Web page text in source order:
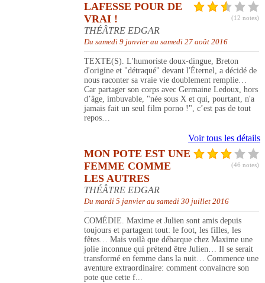
(12 notes)
LAFESSE POUR DE
VRAI !
THÉÂTRE EDGAR
Du samedi 9 janvier au samedi 27 août 2016
TEXTE(S). L'humoriste doux-dingue, Breton
d'origine et "détraqué" devant l'Éternel, a décidé de
nous raconter sa vraie vie doublement remplie…
Car partager son corps avec Germaine Ledoux, hors
d’âge, imbuvable, "née sous X et qui, pourtant, n'a
jamais fait un seul film porno !", c’est pas de tout
repos…
Voir tous les détails
(46 notes)
MON POTE EST UNE
FEMME COMME
LES AUTRES
THÉÂTRE EDGAR
Du mardi 5 janvier au samedi 30 juillet 2016
COMÉDIE. Maxime et Julien sont amis depuis
toujours et partagent tout: le foot, les filles, les
fêtes… Mais voilà que débarque chez Maxime une
jolie inconnue qui prétend être Julien… Il se serait
transformé en femme dans la nuit… Commence une
aventure extraordinaire: comment convaincre son
pote que cette f...